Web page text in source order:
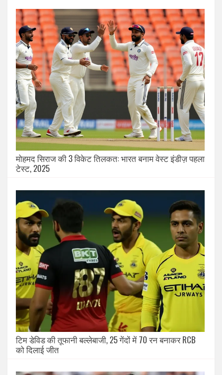
मोहमद सिराज की 3 विकेट तिलकत: भारत बनाम वेस्ट इंडीज़ पहला
टेस्ट, 2025
टिम डेविड की तूफानी बल्लेबाजी, 25 गेंदों में 70 रन बनाकर RCB
को दिलाई जीत